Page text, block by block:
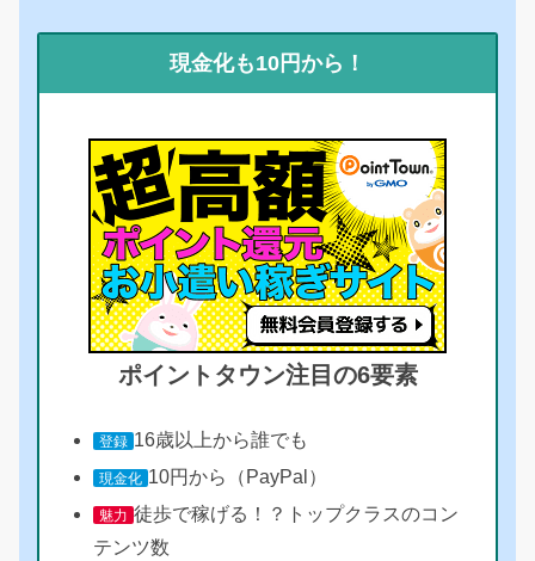
現金化も10円から！
ポイントタウン注目の6要素
登録 16歳以上から誰でも
現金化 10円から（PayPal）
魅力 徒歩で稼げる！？トップクラスのコン
テンツ数